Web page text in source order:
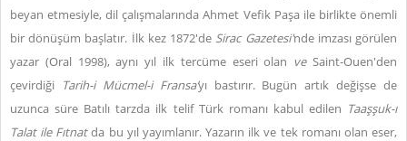
beyan etmesiyle, dil çalışmalarında Ahmet Vefik Paşa ile birlikte önemli
bir dönüşüm başlatır. İlk kez 1872'de Sirac Gazetesi'nde imzası görülen
yazar (Oral 1998), aynı yıl ilk tercüme eseri olan veSaint-Ouen'den
çevirdiği Tarih-i Mücmel-i Fransa’yı bastırır. Bugün artık değişse de
uzunca süre Batılı tarzda ilk telif Türk romanı kabul edilen Taaşşuk-ı
Talat ile Fıtnatda bu yıl yayımlanır. Yazarın ilk ve tek romanı olan eser,